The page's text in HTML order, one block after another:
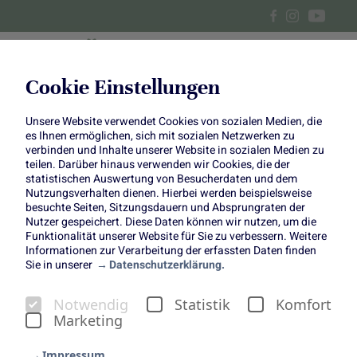
Cookie Einstellungen
Unsere Website verwendet Cookies von sozialen Medien, die
es Ihnen ermöglichen, sich mit sozialen Netzwerken zu
verbinden und Inhalte unserer Website in sozialen Medien zu
teilen. Darüber hinaus verwenden wir Cookies, die der
statistischen Auswertung von Besucherdaten und dem
Nutzungsverhalten dienen. Hierbei werden beispielsweise
besuchte Seiten, Sitzungsdauern und Absprungraten der
Nutzer gespeichert. Diese Daten können wir nutzen, um die
Funktionalität unserer Website für Sie zu verbessern. Weitere
Informationen zur Verarbeitung der erfassten Daten finden
Sie in unserer
Datenschutzerklärung.
Notwendig Statistik
Komfort
Marketing
Grünkohl-Curry mit
Süßkartoffeln
Der Klassiker auf neuen Wegen
Dass wir Grünkohl-Fans sind, brauchen wir spätestens